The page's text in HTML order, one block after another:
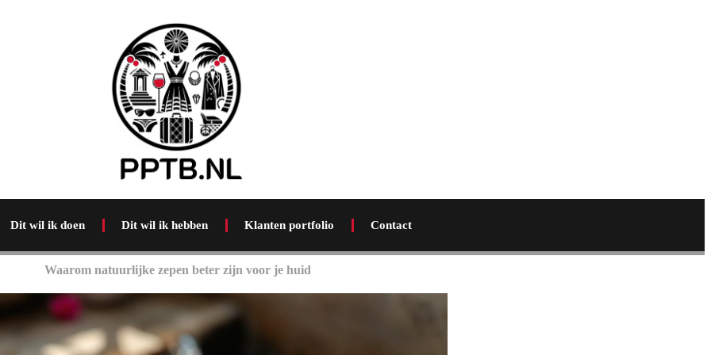
Dit wil ik doen Dit wil ik hebben Klanten portfolio Contact
Waarom natuurlijke zepen beter zijn voor je huid